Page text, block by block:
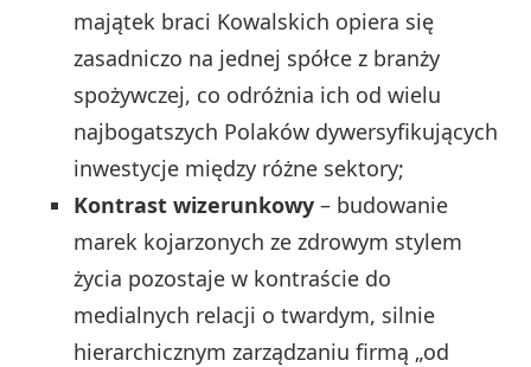
majątek braci Kowalskich opiera się
zasadniczo na jednej spółce z branży
spożywczej, co odróżnia ich od wielu
najbogatszych Polaków dywersyfikujących
inwestycje między różne sektory;
Kontrast wizerunkowy – budowanie
marek kojarzonych ze zdrowym stylem
życia pozostaje w kontraście do
medialnych relacji o twardym, silnie
hierarchicznym zarządzaniu firmą „od